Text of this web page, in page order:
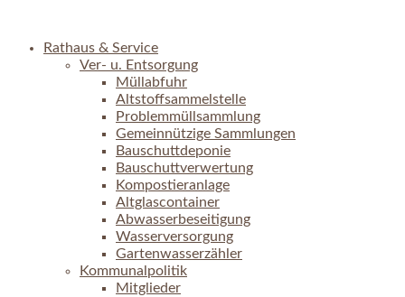
Rathaus & Service
Ver- u. Entsorgung
Müllabfuhr
Altstoffsammelstelle
Problemmüllsammlung
Gemeinnützige Sammlungen
Bauschuttdeponie
Bauschuttverwertung
Kompostieranlage
Altglascontainer
Abwasserbeseitigung
Wasserversorgung
Gartenwasserzähler
Kommunalpolitik
Mitglieder